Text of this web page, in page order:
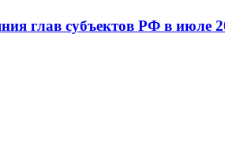
глав субъектов РФ в июле